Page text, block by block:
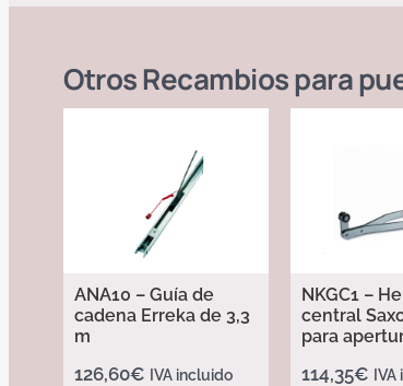
OtrosRecambios para
ANA10 – Guía de
cadena Erreka de 3,3
m
126,60€ IVA incluido
NKGC1 –
central
para
114,35€